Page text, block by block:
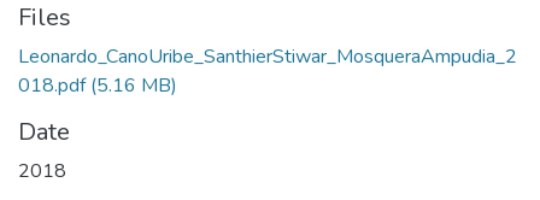
Files
Leonardo_CanoUribe_SanthierStiwar_MosqueraAmpudia_2
018.pdf(5.16 MB)
Date
2018